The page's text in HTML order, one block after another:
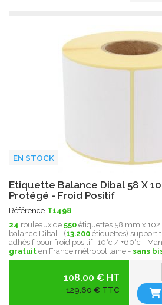
EN STOCK
Etiquette Balance Dibal 58 X
Protégé - Froid Positif
Référence T1498
24 rouleaux de 550 étiquettes 58 mm x
balance Dibal - (13.200 étiquettes) support
adhésif pour froid positif -10°c / +60°c -
gratuit en France métropolitaine - sans
108.00 € HT
129,60 € TTC